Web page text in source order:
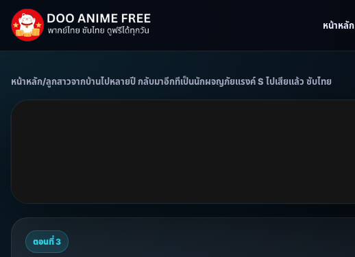
หน้าหลัก
หน้าหลัก/ลูกสาวจากบ้านไปหลายปี กลับมาอีกทีเป็นนักผจญภัยแรงค์ S ไปเสียแล้ว ซับไทย
ตอนที่ 3